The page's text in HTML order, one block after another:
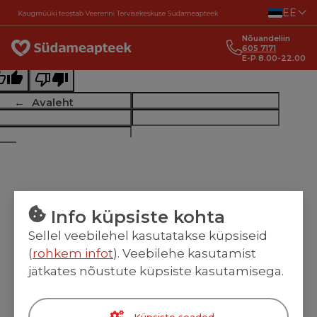
EE
Nõuandeliin
605 7171
E-P 8.00-22.00
Avaleht
text
this translation
feedback will be used to help improve Google Translate
Info küpsiste kohta
Sellel veebilehel kasutatakse küpsiseid
(rohkem infot). Veebilehe kasutamist
jätkates nõustute küpsiste kasutamisega.